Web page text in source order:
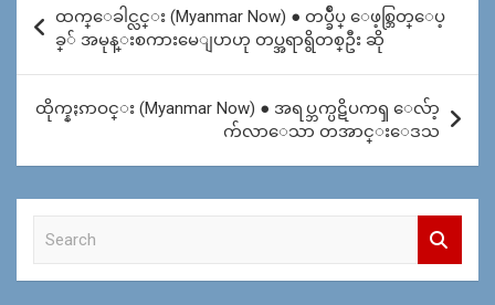
navigation
ထက္ေခါင္လင္း (Myanmar Now) ● တပ္ခ်ဳပ္ ေဖ့စ္ဘြတ္ေပ့
ခ္် အမုန္းစကားမေျပာဟု တပ္အရာရွိတစ္ဦး ဆို
ထိုက္နႏၵာဝင္း (Myanmar Now) ● အရပ္ဘက္ပဋိပကၡ ေလ်ာ့
က်လာေသာ တအာင္းေဒသ